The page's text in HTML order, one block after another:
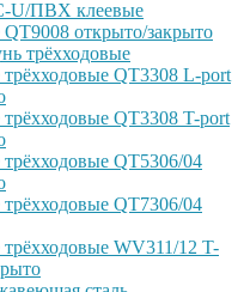
U/ПВХ клеевые
открыто/закрыто
трёхходовые
QT3308 L-port
QT3308 T-port
QT5306/04
QT7306/04
WV311/12 T-